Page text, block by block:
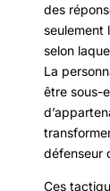
des
seulement
selon
La
être sous-
défenseur
Ces